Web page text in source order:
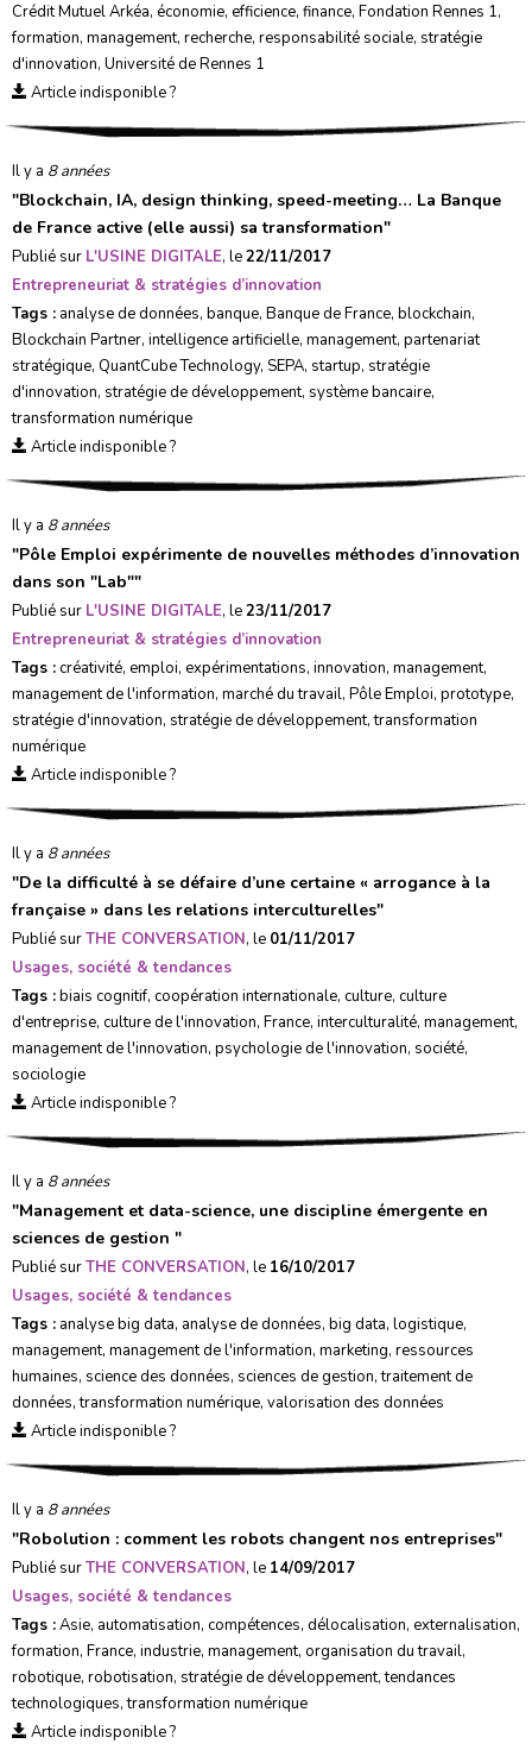
Crédit Mutuel Arkéa, économie, efficience, finance, Fondation Rennes 1,
formation, management, recherche, responsabilité sociale, stratégie
d'innovation, Université de Rennes 1
Article indisponible ?
Il y a 8 années
"Blockchain, IA, design thinking, speed-meeting… La Banque
de France active (elle aussi) sa transformation"
Publié sur L'USINE DIGITALE, le22/11/2017
Entrepreneuriat & stratégies d’innovation
Tags : analyse de données, banque, Banque de France, blockchain,
Blockchain Partner, intelligence artificielle, management, partenariat
stratégique, QuantCube Technology, SEPA, startup, stratégie
d'innovation, stratégie de développement, système bancaire,
transformation numérique
Article indisponible ?
Il y a 8 années
"Pôle Emploi expérimente de nouvelles méthodes d’innovation
dans son "Lab""
Publié sur L'USINE DIGITALE, le23/11/2017
Entrepreneuriat & stratégies d’innovation
Tags :créativité, emploi, expérimentations, innovation, management,
management de l'information, marché du travail, Pôle Emploi, prototype,
stratégie d'innovation, stratégie de développement,transformation
numérique
Article indisponible ?
Il y a 8 années
"De la difficulté à se défaire d’une certaine « arrogance à la
française » dans les relations interculturelles"
Publié surTHE CONVERSATION, le 01/11/2017
Usages, société & tendances
Tags :biais cognitif, coopération internationale, culture, culture
d'entreprise, culture de l'innovation, France, interculturalité, management,
management de l'innovation, psychologie de l'innovation, société,
sociologie
Article indisponible ?
Il y a 8 années
"Management et data-science, une discipline émergente en
sciences de gestion "
Publié surTHE CONVERSATION, le 16/10/2017
Usages, société & tendances
Tags : analyse big data, analyse de données, big data, logistique,
management, management de l'information, marketing, ressources
humaines, science des données, sciences de gestion,traitement de
données,transformation numérique, valorisation des données
Article indisponible ?
Il y a 8 années
"Robolution : comment les robots changent nos entreprises"
Publié surTHE CONVERSATION, le 14/09/2017
Usages, société & tendances
Tags :Asie, automatisation, compétences, délocalisation, externalisation,
formation, France, industrie, management, organisation du travail,
robotique, robotisation, stratégie de développement,tendances
technologiques,transformation numérique
Article indisponible ?